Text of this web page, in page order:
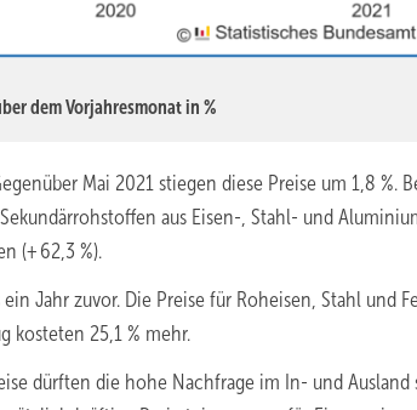
dem Vorjahresmonat in %
Mai 2021 stiegen diese Preise um 1,8 %.
aus Eisen-, Stahl- und
(+ 62,3 %).
Jahr zuvor. Die Preise für Roheisen, Stahl und
kosteten 25,1 % mehr.
dürften die hohe Nachfrage im In- und